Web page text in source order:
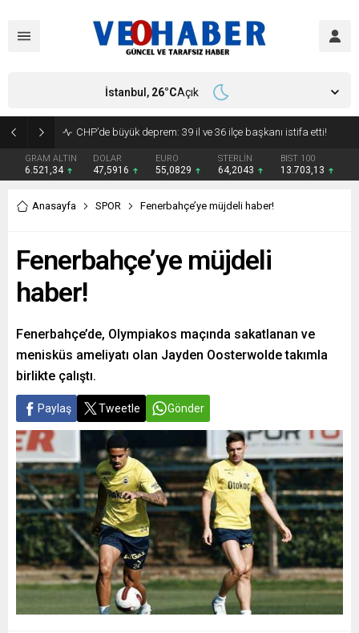
GRAM ALTIN
6.521,34
DOLAR
47,5916
EURO
55,0829
STERLİN
64,2043
BIST 100
13.703,13
İstanbul, 26°CAçık
Anasayfa SPOR Fenerbahçe’ye müjdeli haber!
Fenerbahçe’ye müjdeli
haber!
Fenerbahçe’de, Olympiakos maçında sakatlanan ve
menisküs ameliyatı olan Jayden Oosterwolde takımla
birlikte çalıştı.
Paylaş Tweetle Gönder